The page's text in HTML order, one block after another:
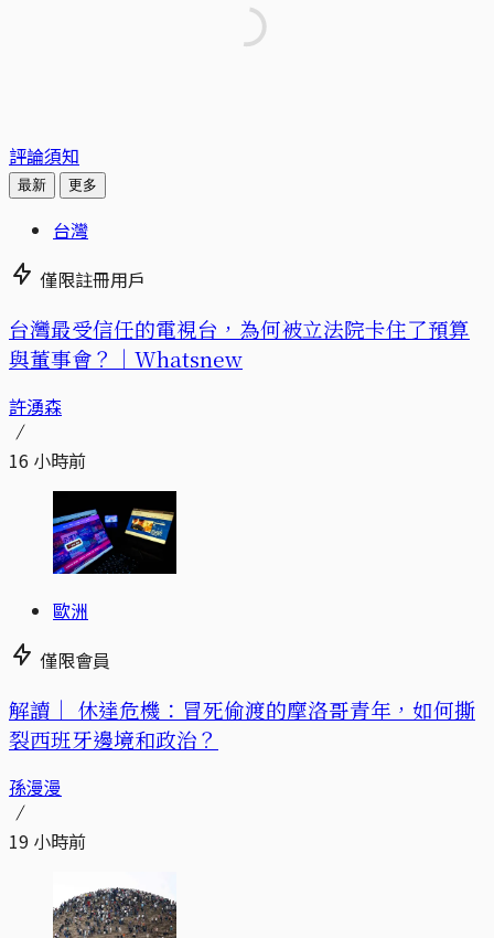
評論須知
最新 更多
台灣
僅限註冊用戶
台灣最受信任的電視台，為何被立法院卡住了預算
與董事會？｜Whatsnew
許湧森
16 小時前
歐洲
僅限會員
解讀｜ 休達危機：冒死偷渡的摩洛哥青年，如何撕
裂西班牙邊境和政治？
孫漫漫
19 小時前